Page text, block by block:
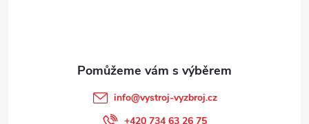
info@vystroj-vyzbroj.cz
+420 734 63 26 75